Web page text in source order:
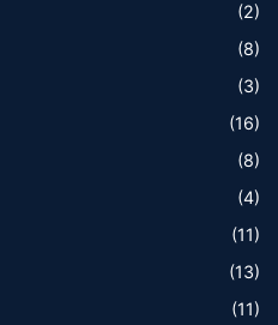
(2)
(8)
(3)
(16)
(8)
(4)
(11)
(13)
(11)